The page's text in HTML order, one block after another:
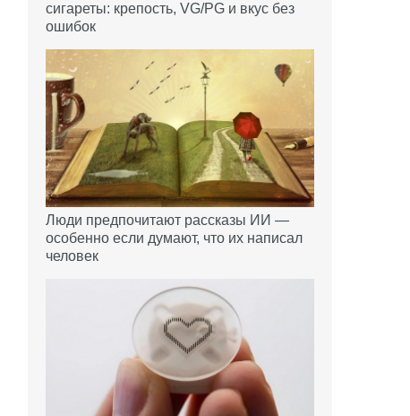
сигареты: крепость, VG/PG и вкус без
ошибок
Люди предпочитают рассказы ИИ —
особенно если думают, что их написал
человек